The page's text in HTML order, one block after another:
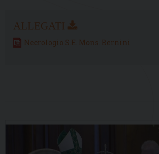
Necrologio S.E. Mons. Bernini